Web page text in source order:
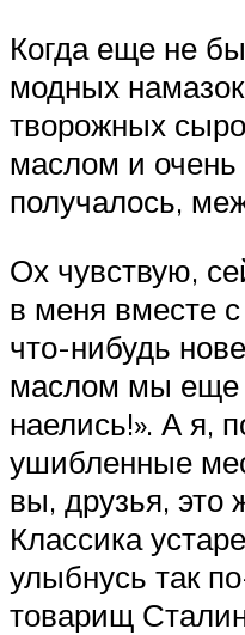
Когда еще не
модных
творожных
маслом и очень
получалось,
Ох чувствую,
в меня вместе
что-нибудь
маслом мы еще
наелись!». А я,
ушибленные
вы, друзья, это
Классика
улыбнусь так
товарищ